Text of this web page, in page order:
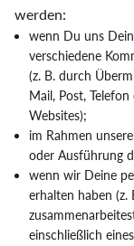
werden:
wenn Du uns
verschiedene
(z. B. durch
Mail, Post,
Websites);
im Rahmen
oder Ausführung
wenn wir Deine
erhalten haben
einschließlich